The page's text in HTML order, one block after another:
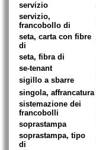
servizio
servizio,
francobollo di
seta, carta con fibre
di
seta, fibra di
se-tenant
sigillo a sbarre
singola, affrancatura
sistemazione dei
francobolli
soprastampa
soprastampa, tipo
di